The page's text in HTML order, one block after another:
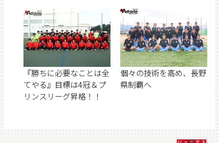
『勝ちに必要なことは全
てやる』目標は4冠＆プ
リンスリーグ昇格！！
個々の技術を高め、長野
県制覇へ